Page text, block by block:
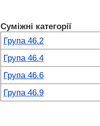
Суміжні категорії
Група 46.2
Група 46.4
Група 46.6
Група 46.9